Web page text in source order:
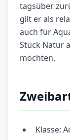
tagsüber
gilt er als
auch für
Stück Natur
möchten.
Klasse: